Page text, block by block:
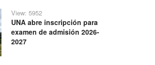
View: 5952
UNA abre inscripción para
examen de admisión 2026-
2027